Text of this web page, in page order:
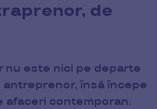
de
nu este nici pe departe
antreprenor, însă începe
afaceri contemporan.